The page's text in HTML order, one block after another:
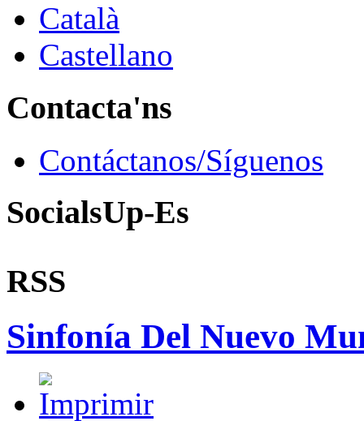
Català
Castellano
Contacta'ns
Contáctanos/Síguenos
SocialsUp-Es
RSS
Sinfonía Del Nuevo